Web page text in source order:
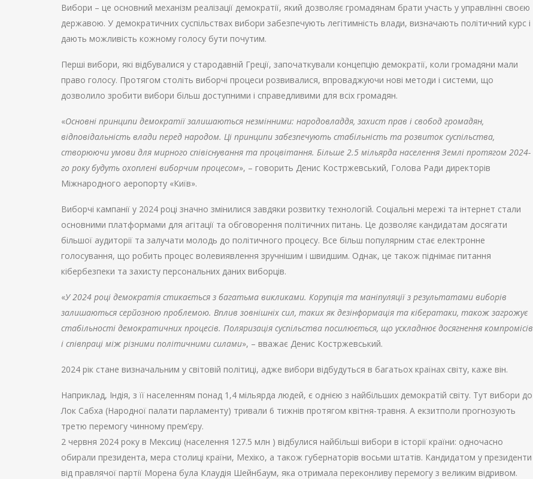
Вибори – це основний механізм реалізації демократії, який дозволяє громадянам брати участь у управлінні своєю
державою. У демократичних суспільствах вибори забезпечують легітимність влади, визначають політичний курс і
дають можливість кожному голосу бути почутим.
Перші вибори, які відбувалися у стародавній Греції, започаткували концепцію демократії, коли громадяни мали
право голосу. Протягом століть виборчі процеси розвивалися, впроваджуючи нові методи і системи, що
дозволило зробити вибори більш доступними і справедливими для всіх громадян.
«Основні принципи демократії залишаються незмінними: народовладдя, захист прав і свобод громадян,
відповідальність влади перед народом. Ці принципи забезпечують стабільність та розвиток суспільства,
створюючи умови для мирного співіснування та процвітання. Більше 2.5 мільярда населення Землі протягом 2024-
го року будуть охоплені виборчим процесом», – говорить Денис Костржевський, Голова Ради директорів
Міжнародного аеропорту «Київ».
Виборчі кампанії у 2024 році значно змінилися завдяки розвитку технологій. Соціальні мережі та інтернет стали
основними платформами для агітації та обговорення політичних питань. Це дозволяє кандидатам досягати
більшої аудиторії та залучати молодь до політичного процесу. Все більш популярним стає електронне
голосування, що робить процес волевиявлення зручнішим і швидшим. Однак, це також піднімає питання
кібербезпеки та захисту персональних даних виборців.
«У 2024 році демократія стикається з багатьма викликами. Корупція та маніпуляції з результатами виборів
залишаються серйозною проблемою. Вплив зовнішніх сил, таких як дезінформація та кібератаки, також загрожує
стабільності демократичних процесів. Поляризація суспільства посилюється, що ускладнює досягнення компромісів
і співпраці між різними політичними силами», – вважає Денис Костржевський.
2024 рік стане визначальним у світовій політиці, адже вибори відбудуться в багатьох країнах світу, каже він.
Наприклад, Індія, з її населенням понад 1,4 мільярда людей, є однією з найбільших демократій світу. Тут вибори до
Лок Сабха (Народної палати парламенту) тривали 6 тижнів протягом квітня-травня. А екзитполи прогнозують
третю перемогу чинному прем’єру.
2 червня 2024 року в Мексиці (населення 127.5 млн ) відбулися найбільші вибори в історії країни: одночасно
обирали президента, мера столиці країни, Мехіко, а також губернаторів восьми штатів. Кандидатом у президенти
від правлячої партії Морена була Клаудія Шейнбаум, яка отримала переконливу перемогу з великим відривом.